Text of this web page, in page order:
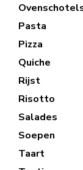
Pasta
Pizza
Quiche
Rijst
Risotto
Salades
Soepen
Taart